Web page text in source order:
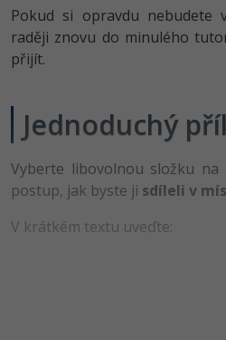
SQL a databáze
React
Spring
ASP.NET MVC
JavaScript
UML a návrhové vzory
MySQL/MariaDB
MS-SQL
C# Game developer
Tester
Systémový
Grafik / UX/UI návrhář
PHP -80%
Swift
Kotlin
-80%
WordPress
UX
Business
-25%
Pokud si opravdu nebudete
raději znovu do minulého
přijít.
Jednoduchý
Vyberte libovolnou složku
postup, jak byste ji sdíleli v
V krátkém textu uveďte: